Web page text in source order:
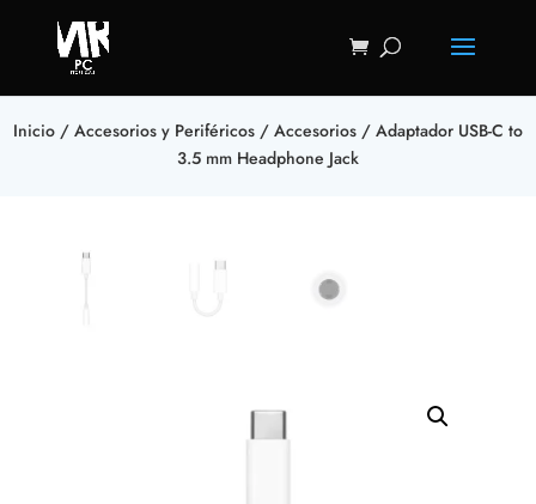
Inicio / Accesorios y Periféricos / Accesorios / Adaptador USB-C to
3.5 mm Headphone Jack